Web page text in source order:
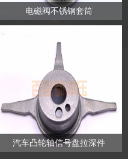
电磁阀不锈钢套筒
汽车凸轮轴信号盘拉深件